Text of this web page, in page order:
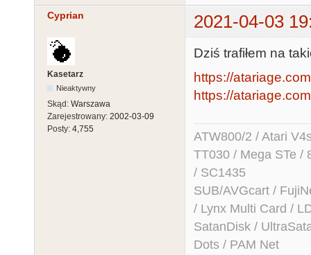
Cyprian 2021-04-03
Kasetarz
Nieaktywny
Skąd: Warszawa
Zarejestrowany: 2002-03-09
Posty: 4,755
Dziś trafiłem na
https://
https://
ATW800/2 / Atari
TT030 / Mega STe /
/ SC1435
SUB/AVGcart /
/ Lynx Multi Card /
SatanDisk /
Dots / PAM Net